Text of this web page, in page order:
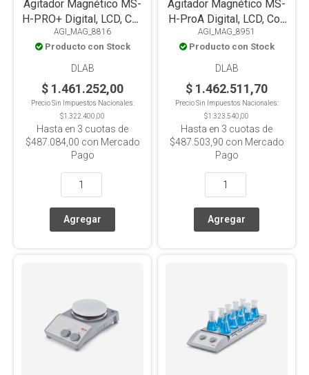
Agitador Magnético MS-
H-PRO+ Digital, LCD, Con
Calefacción, PT1000,
Placa Acero
Inox+Cerámica, 20L
AGI_MAG_8816
Producto con Stock
DLAB
$ 1.461.252,00
Precio Sin Impuestos Nacionales:
$1.322.400,00
Hasta en 3 cuotas de
$487.084,00 con Mercado
Pago
Agitador Magnético MS-
H-ProA Digital, LCD, Con
Calefacción, PT1000,
Placa Aluminio, 20L
AGI_MAG_8951
Producto con Stock
DLAB
$ 1.462.511,70
Precio Sin Impuestos Nacionales:
$1.323.540,00
Hasta en 3 cuotas de
$487.503,90 con Mercado
Pago